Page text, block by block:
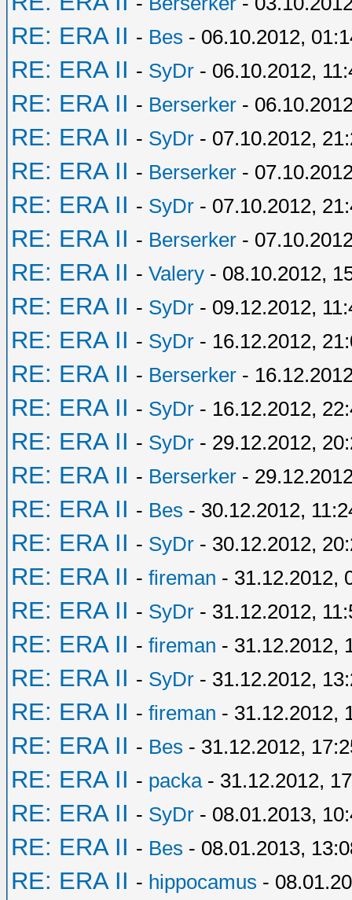
RE: ERA II - Bes - 06.10.2012,
RE: ERA II - SyDr - 06.10.2012,
RE: ERA II - Berserker -
RE: ERA II - SyDr - 07.10.2012,
RE: ERA II - Berserker -
RE: ERA II - SyDr - 07.10.2012,
RE: ERA II - Berserker -
RE: ERA II - Valery - 08.10.2012,
RE: ERA II - SyDr - 09.12.2012,
RE: ERA II - SyDr - 16.12.2012,
RE: ERA II - Berserker -
RE: ERA II - SyDr - 16.12.2012,
RE: ERA II - SyDr - 29.12.2012,
RE: ERA II - Berserker -
RE: ERA II - Bes - 30.12.2012,
RE: ERA II - SyDr - 30.12.2012,
RE: ERA II - fireman - 31.12.2012,
RE: ERA II - SyDr - 31.12.2012,
RE: ERA II - fireman - 31.12.2012,
RE: ERA II - SyDr - 31.12.2012,
RE: ERA II - fireman - 31.12.2012,
RE: ERA II - Bes - 31.12.2012,
RE: ERA II - packa- 31.12.2012,
RE: ERA II - SyDr - 08.01.2013,
RE: ERA II - Bes - 08.01.2013,
RE: ERA II - hippocamus -